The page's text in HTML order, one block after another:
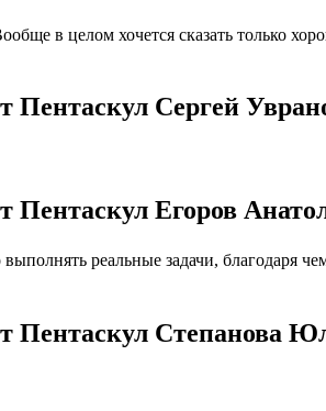
в целом хочется сказать только
Пентаскул Сергей
Пентаскул Егоров
реальные задачи, благодаря
Пентаскул Степанова